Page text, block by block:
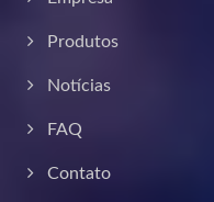
Produtos
Notícias
FAQ
Contato